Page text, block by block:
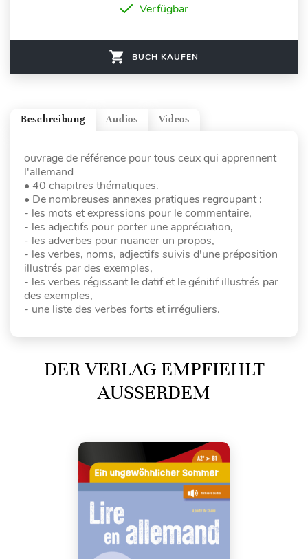
Verfügbar
BUCH KAUFEN
Videos
Audios
Beschreibung
ouvrage de référence pour tous ceux qui apprennent
l'allemand
• 40 chapitres thématiques.
• De nombreuses annexes pratiques regroupant :
- les mots et expressions pour le commentaire,
- les adjectifs pour porter une appréciation,
- les adverbes pour nuancer un propos,
- les verbes, noms, adjectifs suivis d'une préposition
illustrés par des exemples,
- les verbes régissant le datif et le génitif illustrés par
des exemples,
- une liste des verbes forts et irréguliers.
DER VERLAG EMPFIEHLT
AUSSERDEM